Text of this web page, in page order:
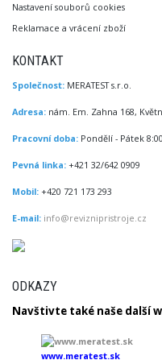
Nastavení souborů cookies
Reklamace a vrácení zboží
KONTAKT
Společnost: MERATEST s.r.o.
Adresa: nám. Em. Zahna 168,
Pracovní doba: Pondělí - Pátek
Pevná linka: +421 32/642 0909
Mobil: +420 721 173 293
E-mail: info@reviznipristroje.cz
ODKAZY
Navštivte také naše další
www.meratest.sk